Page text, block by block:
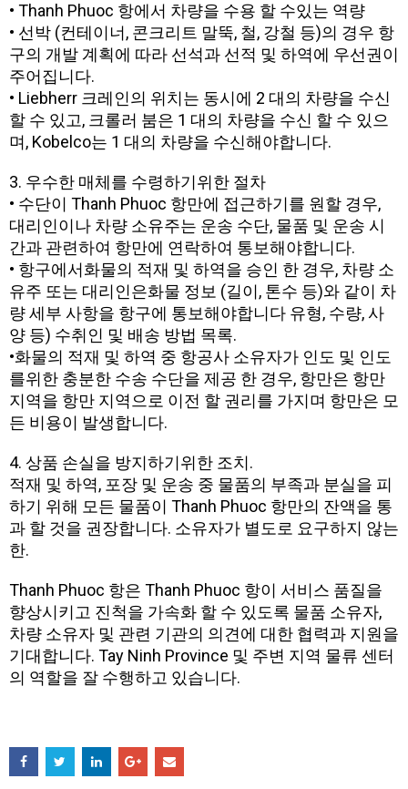
• Thanh Phuoc 항에서 차량을 수용 할 수있는 역량
• 선박 (컨테이너, 콘크리트 말뚝, 철, 강철 등)의 경우 항
구의 개발 계획에 따라 선석과 선적 및 하역에 우선권이
주어집니다.
• Liebherr 크레인의 위치는 동시에 2 대의 차량을 수신
할 수 있고, 크롤러 붐은 1 대의 차량을 수신 할 수 있으
며, Kobelco는 1 대의 차량을 수신해야합니다.
3. 우수한 매체를 수령하기위한 절차
• 수단이 Thanh Phuoc 항만에 접근하기를 원할 경우,
대리인이나 차량 소유주는 운송 수단, 물품 및 운송 시
간과 관련하여 항만에 연락하여 통보해야합니다.
• 항구에서화물의 적재 및 하역을 승인 한 경우, 차량 소
유주 또는 대리인은화물 정보 (길이, 톤수 등)와 같이 차
량 세부 사항을 항구에 통보해야합니다 유형, 수량, 사
양 등) 수취인 및 배송 방법 목록.
•화물의 적재 및 하역 중 항공사 소유자가 인도 및 인도
를위한 충분한 수송 수단을 제공 한 경우, 항만은 항만
지역을 항만 지역으로 이전 할 권리를 가지며 항만은 모
든 비용이 발생합니다.
4. 상품 손실을 방지하기위한 조치.
적재 및 하역, 포장 및 운송 중 물품의 부족과 분실을 피
하기 위해 모든 물품이 Thanh Phuoc 항만의 잔액을 통
과 할 것을 권장합니다. 소유자가 별도로 요구하지 않는
한.
Thanh Phuoc 항은 Thanh Phuoc 항이 서비스 품질을
향상시키고 진척을 가속화 할 수 있도록 물품 소유자,
차량 소유자 및 관련 기관의 의견에 대한 협력과 지원을
기대합니다. Tay Ninh Province 및 주변 지역 물류 센터
의 역할을 잘 수행하고 있습니다.